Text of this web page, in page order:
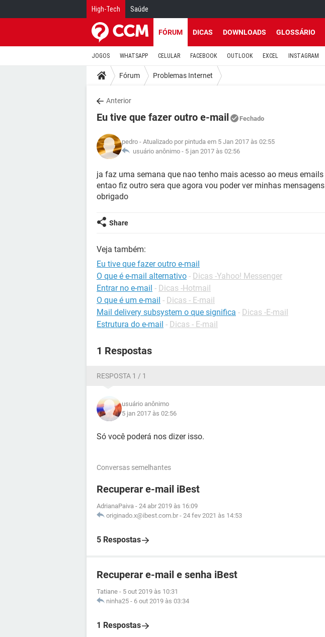
High-Tech Saúde
FÓRUM DICAS DOWNLOADS GLOSSÁRIO
JOGOS WHATSAPP CELULAR FACEBOOK OUTLOOK EXCEL INSTAGRAM
Fórum Problemas Internet
Anterior
Eu tive que fazer outro e-mail Fechado
pedro - Atualizado por pintuda em 5 Jan 2017 às 02:55
usuário anônimo - 5 jan 2017 às 02:56
ja faz uma semana que nao tenho mais acesso ao meus emails
entao fiz outro sera que agora vou poder ver minhas mensagens
obrigado
Share
Veja também:
Eu tive que fazer outro e-mail
O que é e-mail alternativo - Dicas -Yahoo! Messenger
Entrar no e-mail - Dicas -Hotmail
O que é um e-mail - Dicas - E-mail
Mail delivery subsystem o que significa - Dicas -E-mail
Estrutura do e-mail - Dicas - E-mail
1 Respostas
RESPOSTA 1 / 1
usuário anônimo
5 jan 2017 às 02:56
Só você poderá nos dizer isso.
Conversas semelhantes
Recuperar e-mail iBest
AdrianaPaiva - 24 abr 2019 às 16:09
originado.x@ibest.com.br - 24 fev 2021 às 14:53
5 Respostas
Recuperar e-mail e senha iBest
Tatiane - 5 out 2019 às 10:31
ninha25 - 6 out 2019 às 03:34
1 Respostas